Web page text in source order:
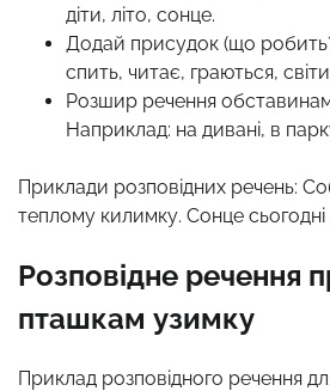
діти, літо, сонце.
Додай присудок (що
спить, читає, граються,
Розшир речення
Наприклад: на дивані, в
Приклади розповідних речень:
теплому килимку. Сонце сьогодні
Розповідне речення
пташкам узимку
Приклад розповідного речення